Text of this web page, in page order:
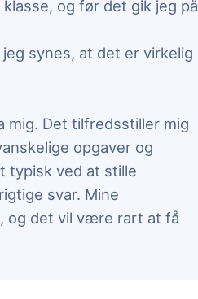
og før det gik jeg på
synes, at det er virkelig
Det tilfredsstiller mig
opgaver og
typisk ved at stille
svar. Mine
og det vil være rart at få